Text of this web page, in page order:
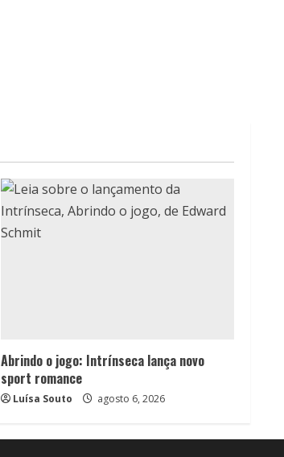
Abrindo o jogo: Intrínseca lança novo
sport romance
Luísa Souto agosto 6, 2026